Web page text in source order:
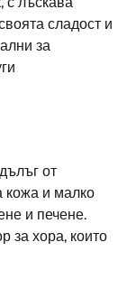
сладост и
за
от
кожа и малко
и печене.
за хора, които